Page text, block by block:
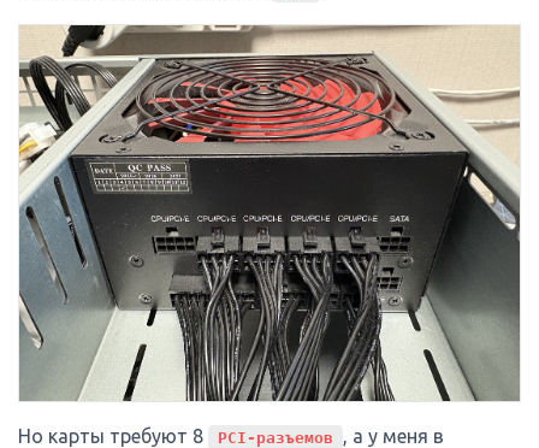
Но карты требуют 8 PCI-разъемов
, а у меня в